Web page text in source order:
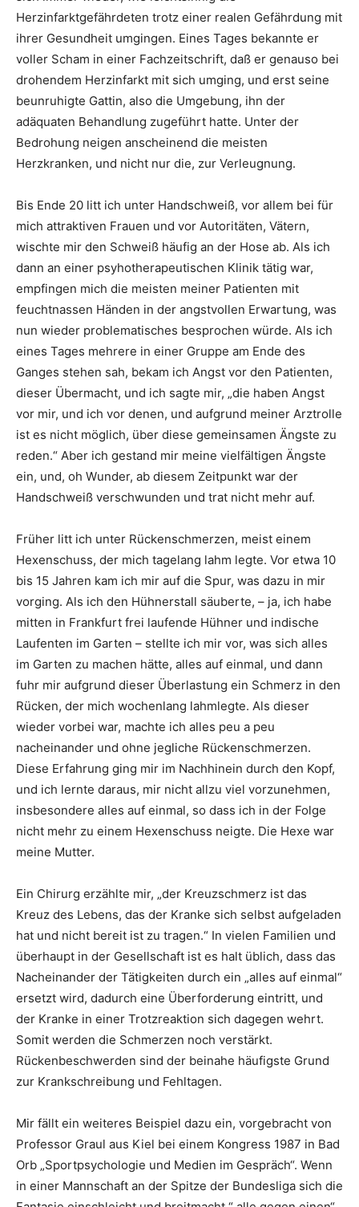
Herzinfarktgefährdeten trotz einer realen Gefährdung mit
ihrer Gesundheit umgingen. Eines Tages bekannte er
voller Scham in einer Fachzeitschrift, daß er genauso bei
drohendem Herzinfarkt mit sich umging, und erst seine
beunruhigte Gattin, also die Umgebung, ihn der
adäquaten Behandlung zugeführt hatte. Unter der
Bedrohung neigen anscheinend die meisten
Herzkranken, und nicht nur die, zur Verleugnung.
Bis Ende 20 litt ich unter Handschweiß, vor allem bei für
mich attraktiven Frauen und vor Autoritäten, Vätern,
wischte mir den Schweiß häufig an der Hose ab. Als ich
dann an einer psyhotherapeutischen Klinik tätig war,
empfingen mich die meisten meiner Patienten mit
feuchtnassen Händen in der angstvollen Erwartung, was
nun wieder problematisches besprochen würde. Als ich
eines Tages mehrere in einer Gruppe am Ende des
Ganges stehen sah, bekam ich Angst vor den Patienten,
dieser Übermacht, und ich sagte mir, „die haben Angst
vor mir, und ich vor denen, und aufgrund meiner Arztrolle
ist es nicht möglich, über diese gemeinsamen Ängste zu
reden.“ Aber ich gestand mir meine vielfältigen Ängste
ein, und, oh Wunder, ab diesem Zeitpunkt war der
Handschweiß verschwunden und trat nicht mehr auf.
Früher litt ich unter Rückenschmerzen, meist einem
Hexenschuss, der mich tagelang lahm legte. Vor etwa 10
bis 15 Jahren kam ich mir auf die Spur, was dazu in mir
vorging. Als ich den Hühnerstall säuberte, – ja, ich habe
mitten in Frankfurt frei laufende Hühner und indische
Laufenten im Garten – stellte ich mir vor, was sich alles
im Garten zu machen hätte, alles auf einmal, und dann
fuhr mir aufgrund dieser Überlastung ein Schmerz in den
Rücken, der mich wochenlang lahmlegte. Als dieser
wieder vorbei war, machte ich alles peu a peu
nacheinander und ohne jegliche Rückenschmerzen.
Diese Erfahrung ging mir im Nachhinein durch den Kopf,
und ich lernte daraus, mir nicht allzu viel vorzunehmen,
insbesondere alles auf einmal, so dass ich in der Folge
nicht mehr zu einem Hexenschuss neigte. Die Hexe war
meine Mutter.
Ein Chirurg erzählte mir, „der Kreuzschmerz ist das
Kreuz des Lebens, das der Kranke sich selbst aufgeladen
hat und nicht bereit ist zu tragen.“ In vielen Familien und
überhaupt in der Gesellschaft ist es halt üblich, dass das
Nacheinander der Tätigkeiten durch ein „alles auf einmal“
ersetzt wird, dadurch eine Überforderung eintritt, und
der Kranke in einer Trotzreaktion sich dagegen wehrt.
Somit werden die Schmerzen noch verstärkt.
Rückenbeschwerden sind der beinahe häufigste Grund
zur Krankschreibung und Fehltagen.
Mir fällt ein weiteres Beispiel dazu ein, vorgebracht von
Professor Graul aus Kiel bei einem Kongress 1987 in Bad
Orb „Sportpsychologie und Medien im Gespräch“. Wenn
in einer Mannschaft an der Spitze der Bundesliga sich die